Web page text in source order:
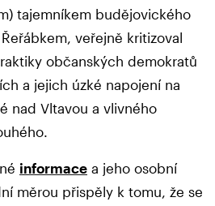
tajemníkem budějovického
veřejně kritizoval
občanských demokratů
a jejich úzké napojení na
nad Vltavou a vlivného
informace a jeho osobní
měrou přispěly k tomu, že se